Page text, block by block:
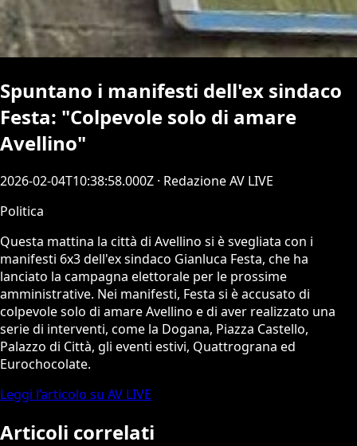
Spuntano i manifesti dell'ex sindaco
Festa: "Colpevole solo di amare
Avellino"
2026-02-04T10:38:58.000Z · Redazione AV LIVE
Politica
Questa mattina la città di Avellino si è svegliata con i
manifesti 6x3 dell'ex sindaco Gianluca Festa, che ha
lanciato la campagna elettorale per le prossime
amministrative. Nei manifesti, Festa si è accusato di
colpevole solo di amare Avellino e di aver realizzato una
serie di interventi, come la Dogana, Piazza Castello,
Palazzo di Città, gli eventi estivi, Quattrograna ed
Eurochocolate.
Leggi l’articolo su AV LIVE
Articoli correlati